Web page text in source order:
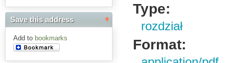
Save this address
Add to bookmarks
Type:
rozdział
Format: